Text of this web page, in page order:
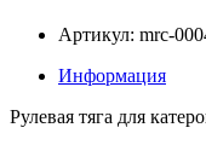
Артикул: mrc-
Информация
Рулевая тяга для